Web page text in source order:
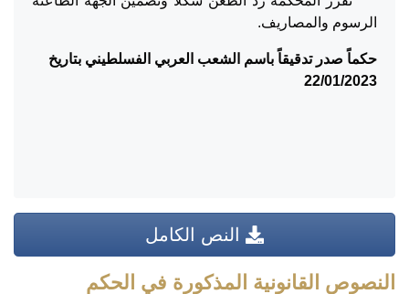
الرسوم والمصاريف.
حكماً صدر تدقيقاً باسم الشعب العربي الفسلطيني بتاريخ
22/01/2023
النص الكامل
النصوص القانونية المذكورة في الحكم